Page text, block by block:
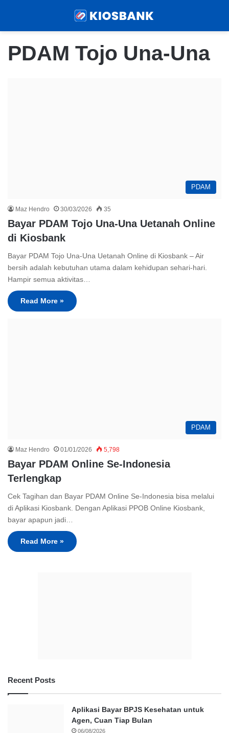
PDAM Tojo Una-Una
PDAM
Maz Hendro 30/03/2026 35
Bayar PDAM Tojo Una-Una Uetanah Online
di Kiosbank
Bayar PDAM Tojo Una-Una Uetanah Online di Kiosbank – Air
bersih adalah kebutuhan utama dalam kehidupan sehari-hari.
Hampir semua aktivitas…
Read More »
PDAM
Maz Hendro 01/01/2026 5,798
Bayar PDAM Online Se-Indonesia
Terlengkap
Cek Tagihan dan Bayar PDAM Online Se-Indonesia bisa melalui
di Aplikasi Kiosbank. Dengan Aplikasi PPOB Online Kiosbank,
bayar apapun jadi…
Read More »
Recent Posts
Aplikasi Bayar BPJS Kesehatan untuk
Agen, Cuan Tiap Bulan
06/08/2026